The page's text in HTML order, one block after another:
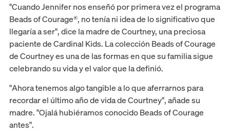
"Cuando Jennifer nos enseñó por primera vez el programa
Beads of Courage®, no tenía ni idea de lo significativo que
llegaría a ser", dice la madre de Courtney, una preciosa
paciente de Cardinal Kids. La colección Beads of Courage
de Courtney es una de las formas en que su familia sigue
celebrando su vida y el valor que la definió.
"Ahora tenemos algo tangible a lo que aferrarnos para
recordar el último año de vida de Courtney", añade su
madre. "Ojalá hubiéramos conocido Beads of Courage
antes".